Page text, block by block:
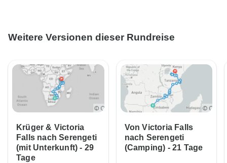
Weitere Versionen dieser Rundreise
Krüger & Victoria
Falls nach Serengeti
(mit Unterkunft) - 29
Tage
Von Victoria Falls
nach Serengeti
(Camping) - 21 Tage